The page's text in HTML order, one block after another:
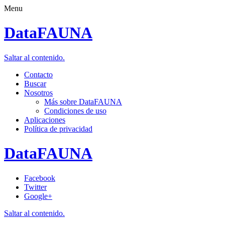
Menu
DataFAUNA
Saltar al contenido.
Contacto
Buscar
Nosotros
Más sobre DataFAUNA
Condiciones de uso
Aplicaciones
Política de privacidad
DataFAUNA
Facebook
Twitter
Google+
Saltar al contenido.